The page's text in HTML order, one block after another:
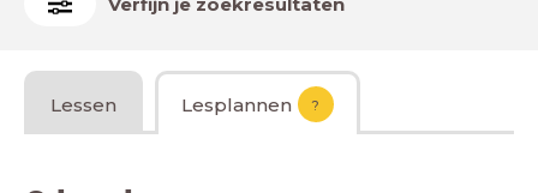
Lessen Lesplannen ?